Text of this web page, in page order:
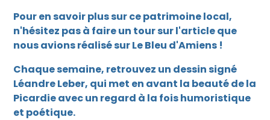
Pour en savoir plus sur ce patrimoine local,
n'hésitez pas à faire un tour surl'article que
nous avions réalisé sur Le Bleu d'Amiens !
Chaque semaine, retrouvez un dessin signé
Léandre Leber, qui met en avant la beauté de la
Picardie avec un regard à la fois humoristique
et poétique.